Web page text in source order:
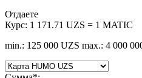
Отдаете
Курс: 1 171.71 UZS = 1 MATIC
min.: 125 000 UZS max.: 4 000